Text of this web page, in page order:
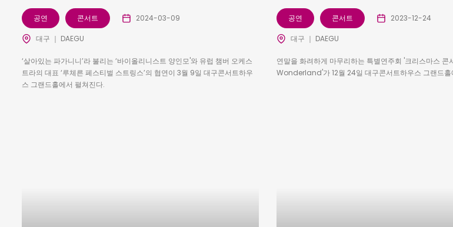
공연 콘서트 2024-03-09
대구 ｜ DAEGU
‘살아있는 파가니니’라 불리는 ‘바이올리니스트 양인모'와 유럽 챔버 오케스
트라의 대표 ‘루체른 페스티벌 스트링스’의 협연이 3월 9일 대구콘서트하우
스 그랜드홀에서 펼쳐진다.
공연 콘서트 2023-12-24
대구 ｜ DAEGU
연말을 화려하게 마무리하는 특별연주회 '크리스마스 콘
Wonderland'가 12월 24일 대구콘서트하우스 그랜드홀